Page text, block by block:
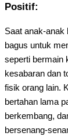
Positif:
Saat anak-anak
bagus untuk
seperti bermain
kesabaran dan
fisik orang lain.
bertahan lama
berkembang,
bersenang-